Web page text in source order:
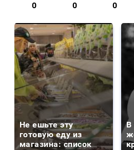
0 0 0
Не ешьте эту
готовую еду из
магазина: список
В